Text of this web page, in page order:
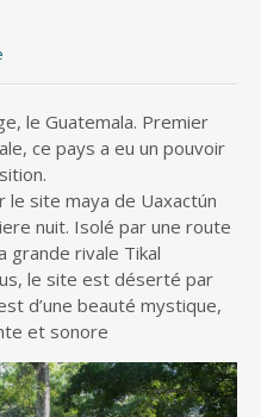
le Guatemala. Premier
ce pays a eu un pouvoir
le site maya de Uaxactún
nuit. Isolé par une route
grande rivale Tikal
le site est déserté par
d’une beauté mystique,
et sonore